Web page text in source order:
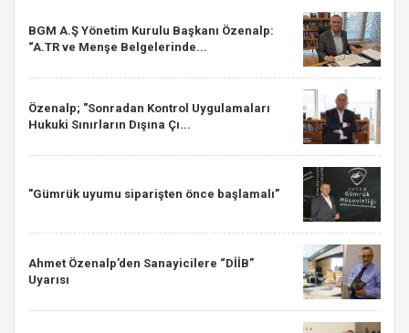
BGM A.Ş Yönetim Kurulu Başkanı Özenalp:
“A.TR ve Menşe Belgelerinde...
Özenalp; "Sonradan Kontrol Uygulamaları
Hukuki Sınırların Dışına Çı...
"Gümrük uyumu siparişten önce başlamalı”
Ahmet Özenalp’den Sanayicilere “DİİB”
Uyarısı